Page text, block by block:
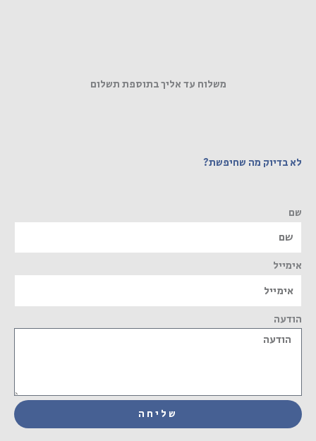
משלוח עד אליך בתוספת תשלום
לא בדיוק מה שחיפשת?
שם
אימייל
הודעה
שליחה